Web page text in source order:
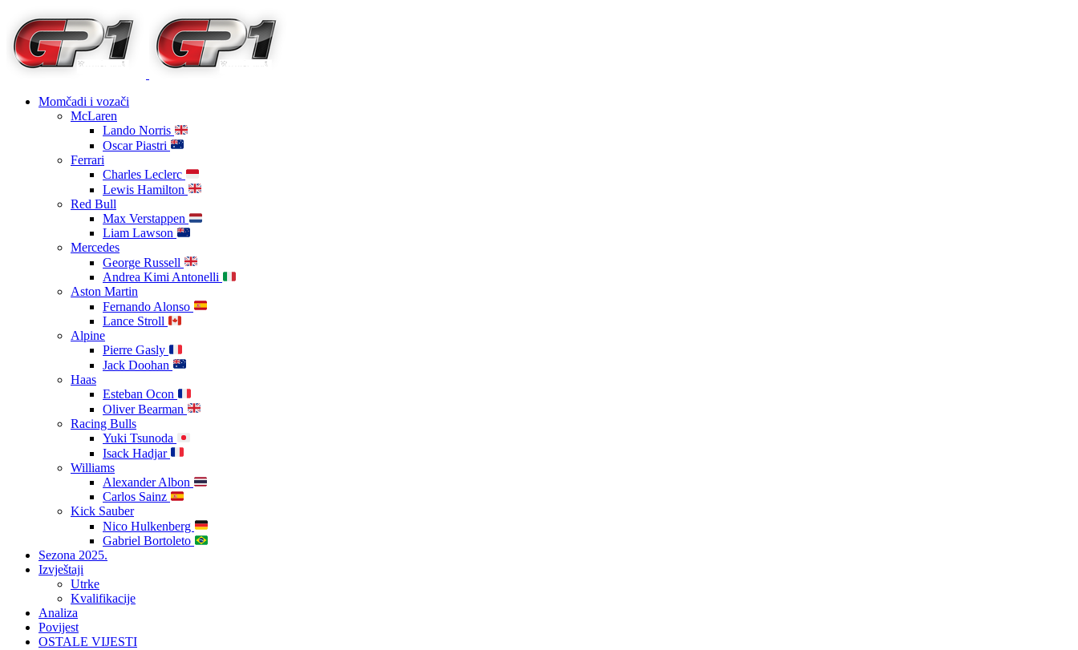
Momčadi i vozači
McLaren
Lando Norris
Oscar Piastri
Ferrari
Charles Leclerc
Lewis Hamilton
Red Bull
Max Verstappen
Liam Lawson
Mercedes
George Russell
Andrea Kimi Antonelli
Aston Martin
Fernando Alonso
Lance Stroll
Alpine
Pierre Gasly
Jack Doohan
Haas
Esteban Ocon
Oliver Bearman
Racing Bulls
Yuki Tsunoda
Isack Hadjar
Williams
Alexander Albon
Carlos Sainz
Kick Sauber
Nico Hulkenberg
Gabriel Bortoleto
Sezona 2025.
Izvještaji
Utrke
Kvalifikacije
Analiza
Povijest
OSTALE VIJESTI